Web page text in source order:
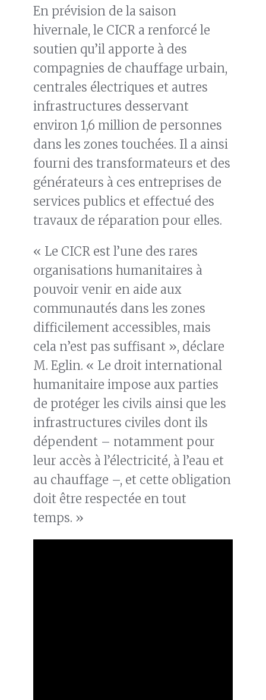
En prévision de la saison
hivernale, le CICR a renforcé le
soutien qu’il apporte à des
compagnies de chauffage urbain,
centrales électriques et autres
infrastructures desservant
environ 1,6 million de personnes
dans les zones touchées. Il a ainsi
fourni des transformateurs et des
générateurs à ces entreprises de
services publics et effectué des
travaux de réparation pour elles.
« Le CICR est l’une des rares
organisations humanitaires à
pouvoir venir en aide aux
communautés dans les zones
difficilement accessibles, mais
cela n’est pas suffisant », déclare
M. Eglin. « Le droit international
humanitaire impose aux parties
de protéger les civils ainsi que les
infrastructures civiles dont ils
dépendent – notamment pour
leur accès à l’électricité, à l’eau et
au chauffage –, et cette obligation
doit être respectée en tout
temps. »